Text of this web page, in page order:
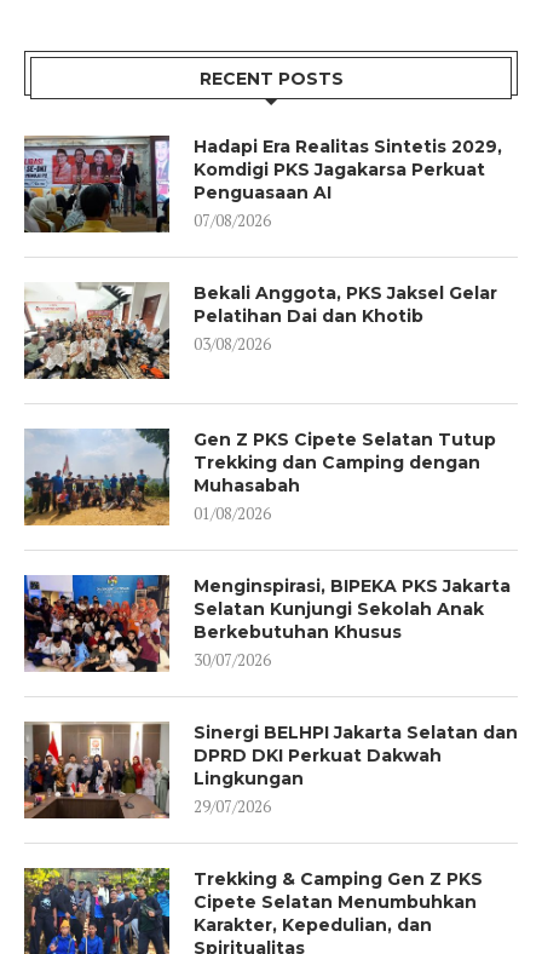
RECENT POSTS
Hadapi Era Realitas Sintetis 2029,
Komdigi PKS Jagakarsa Perkuat
Penguasaan AI
07/08/2026
Bekali Anggota, PKS Jaksel Gelar
Pelatihan Dai dan Khotib
03/08/2026
Gen Z PKS Cipete Selatan Tutup
Trekking dan Camping dengan
Muhasabah
01/08/2026
Menginspirasi, BIPEKA PKS Jakarta
Selatan Kunjungi Sekolah Anak
Berkebutuhan Khusus
30/07/2026
Sinergi BELHPI Jakarta Selatan dan
DPRD DKI Perkuat Dakwah
Lingkungan
29/07/2026
Trekking & Camping Gen Z PKS
Cipete Selatan Menumbuhkan
Karakter, Kepedulian, dan
Spiritualitas